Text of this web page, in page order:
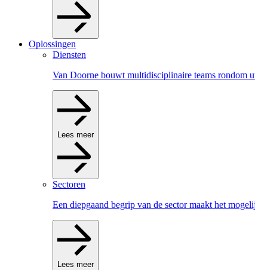
Oplossingen
Diensten
Van Doorne bouwt multidisciplinaire teams rondom
Lees meer
Sectoren
Een diepgaand begrip van de sector maakt het
Lees meer